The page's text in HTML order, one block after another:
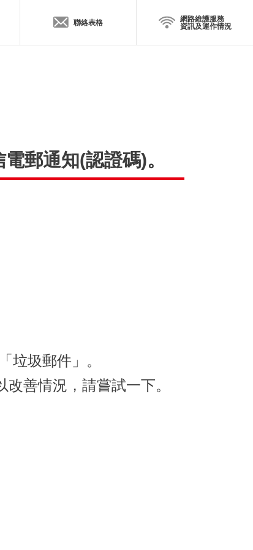
聯絡表格
網路維護服務
資訊及運作情況
郵通知(認證碼)。
垃圾郵件」。
善情況，請嘗試一下。